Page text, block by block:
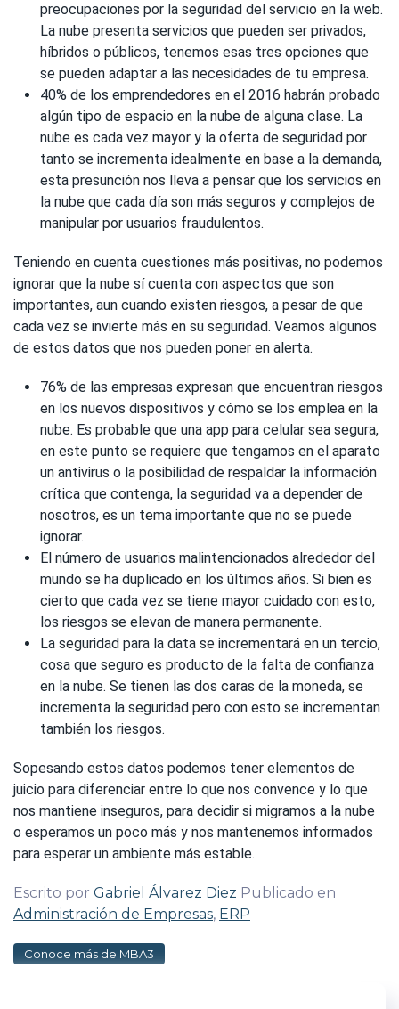
preocupaciones por la seguridad del servicio en la web.
La nube presenta servicios que pueden ser privados,
híbridos o públicos, tenemos esas tres opciones que
se pueden adaptar a las necesidades de tu empresa.
40% de los emprendedores en el 2016 habrán probado
algún tipo de espacio en la nube de alguna clase. La
nube es cada vez mayor y la oferta de seguridad por
tanto se incrementa idealmente en base a la demanda,
esta presunción nos lleva a pensar que los servicios en
la nube que cada día son más seguros y complejos de
manipular por usuarios fraudulentos.
Teniendo en cuenta cuestiones más positivas, no podemos
ignorar que la nube sí cuenta con aspectos que son
importantes, aun cuando existen riesgos, a pesar de que
cada vez se invierte más en su seguridad. Veamos algunos
de estos datos que nos pueden poner en alerta.
76% de las empresas expresan que encuentran riesgos
en los nuevos dispositivos y cómo se los emplea en la
nube. Es probable que una app para celular sea segura,
en este punto se requiere que tengamos en el aparato
un antivirus o la posibilidad de respaldar la información
crítica que contenga, la seguridad va a depender de
nosotros, es un tema importante que no se puede
ignorar.
El número de usuarios malintencionados alrededor del
mundo se ha duplicado en los últimos años. Si bien es
cierto que cada vez se tiene mayor cuidado con esto,
los riesgos se elevan de manera permanente.
La seguridad para la data se incrementará en un tercio,
cosa que seguro es producto de la falta de confianza
en la nube. Se tienen las dos caras de la moneda, se
incrementa la seguridad pero con esto se incrementan
también los riesgos.
Sopesando estos datos podemos tener elementos de
juicio para diferenciar entre lo que nos convence y lo que
nos mantiene inseguros, para decidir si migramos a la nube
o esperamos un poco más y nos mantenemos informados
para esperar un ambiente más estable.
Escrito por Gabriel Álvarez Diez Publicado en
Administración de Empresas, ERP
Conoce más de MBA3